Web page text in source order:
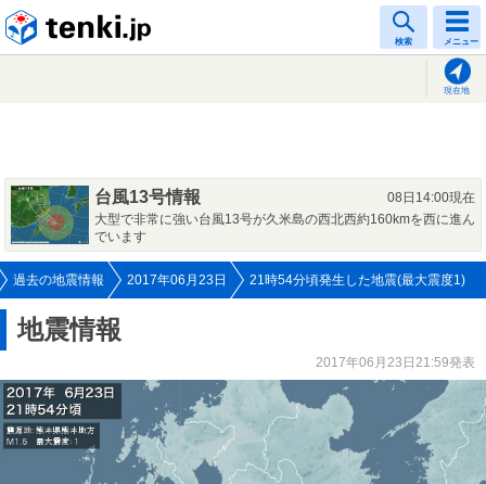
検索 メニュー
現在地
台風13号情報
08日14:00現在
大型で非常に強い台風13号が久米島の西北西約160kmを西に進ん
でいます
過去の地震情報 2017年06月23日 21時54分頃発生した地震(最大震度1)
地震情報
2017年06月23日21:59発表